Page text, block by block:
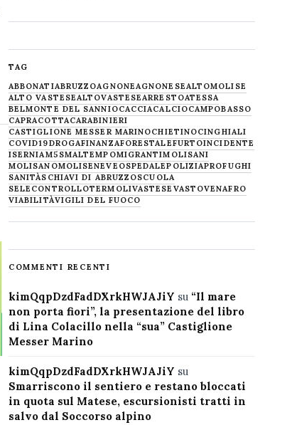
TAG
ABBONATIABRUZZOAGNONEAGNONESEALTOMOLISE
ALTO VASTESEALTOVASTESEARRESTOATESSA
BELMONTE DEL SANNIOCACCIACALCIOCAMPOBASSO
CAPRACOTTACARABINIERI
CASTIGLIONE MESSER MARINOCHIETINOCINGHIALI
COVID19DROGAFINANZAFORESTALEFURTOINCIDENTE
ISERNIAM5SMALTEMPOMIGRANTIMOLISANI
MOLISANOMOLISENEVE OSPEDALEPOLIZIAPROFUGHI
SANITÀSCHIAVI DI ABRUZZOSCUOLA
SELECONTROLLOTERMOLIVASTESE VASTOVENAFRO
VIABILITÀVIGILI DEL FUOCO
COMMENTI RECENTI
kimQqpDzdFadDXrkHWJAJiY su “Il mare
non porta fiori”, la presentazione del libro
di Lina Colacillo nella “sua” Castiglione
Messer Marino
kimQqpDzdFadDXrkHWJAJiY su
Smarriscono il sentiero e restano bloccati
in quota sul Matese, escursionisti tratti in
salvo dal Soccorso alpino